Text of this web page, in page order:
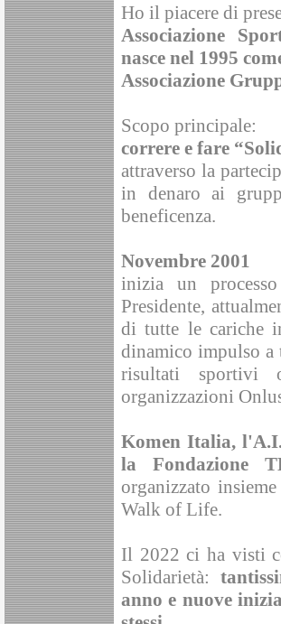
Ho il piacere di
Associazione
nasce nel 1995
Associazione
Scopo principale:
correre e fare
attraverso la
in denaro ai
beneficenza.
Novembre 2001
inizia un
Presidente,
di tutte le cariche
dinamico impulso
risultati sportivi
organizzazioni
Komen Italia,
la Fondazione
organizzato
Walk of Life.
Il 2022 ci ha visti
Solidarietà:
anno e nuove